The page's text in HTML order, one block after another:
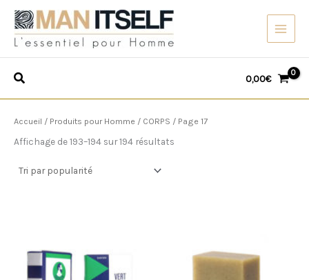
contenu
0,00€
Accueil / Produits pour Homme / CORPS / Page 17
Affichage de 193–194 sur 194 résultats